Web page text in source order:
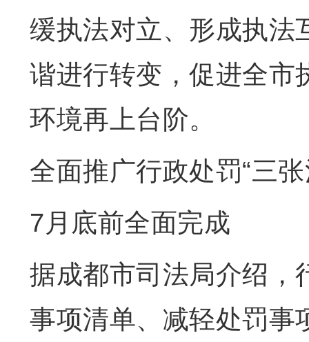
缓执法对立、形成执法
谐进行转变，促进全市
环境再上台阶。
全面推广行政处罚“三张
7月底前全面完成
据成都市司法局介绍，
事项清单、减轻处罚事